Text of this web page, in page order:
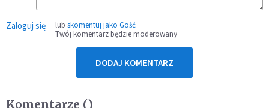
Zaloguj się lub skomentuj jako Gość
Twój komentarz będzie moderowany
DODAJ KOMENTARZ
Komentarze ()